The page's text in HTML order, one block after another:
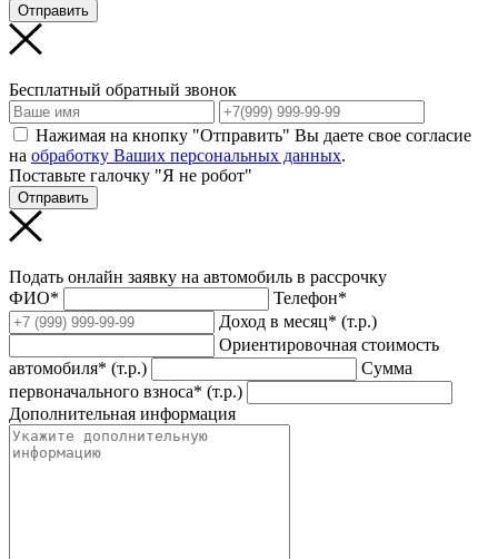
Отправить
Бесплатный обратный звонок
Нажимая на кнопку "Отправить" Вы даете свое согласие
на обработку Ваших персональных данных.
Поставьте галочку "Я не робот"
Отправить
Подать онлайн заявку на автомобиль в рассрочку
ФИО*
Телефон*
Доход в месяц* (т.р.)
Ориентировочная стоимость
автомобиля* (т.р.)
Сумма
первоначального взноса* (т.р.)
Дополнительная информация